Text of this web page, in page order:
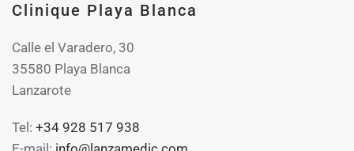
Clinique Playa Blanca
Calle el Varadero, 30
35580 Playa Blanca
Lanzarote
Tel: +34 928 517 938